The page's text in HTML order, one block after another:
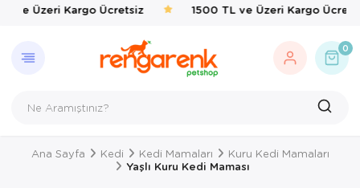
ve Üzeri Kargo Ücretsiz 1500 TL ve Üzeri Kargo
0
GERI DÖN
Kedi
KEDI
Kedi Taşıma
Kedi Kumları
KÖPEK
Kedi
Köpek
KUŞ
Kafes & Yuva
Yem & Kraker
Evcil Hayvan
EVCIL
Kedi Mama &
BALIK
Balık Yemleri
Yemler & Ek
Bakım &
ÇEVRE
Haşere
Ana Sayfa Kedi Kedi Mamaları Kuru Kedi Mamaları
Yaşlı Kuru Kedi Maması